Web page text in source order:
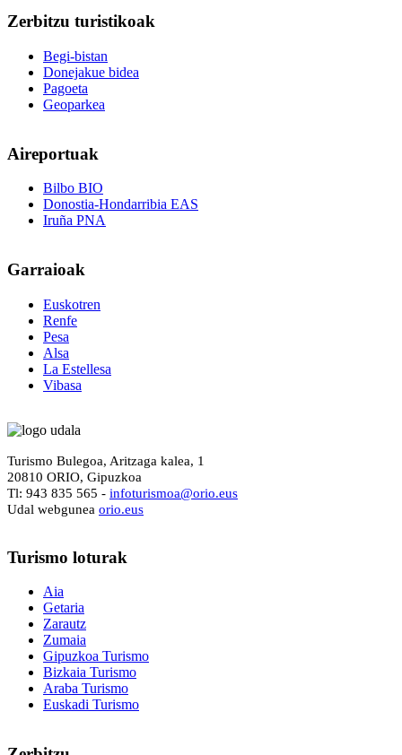
Zerbitzu turistikoak
Begi-bistan
Donejakue bidea
Pagoeta
Geoparkea
Aireportuak
Bilbo BIO
Donostia-Hondarribia EAS
Iruña PNA
Garraioak
Euskotren
Renfe
Pesa
Alsa
La Estellesa
Vibasa
Turismo Bulegoa, Aritzaga kalea, 1
20810 ORIO, Gipuzkoa
Tl: 943 835 565 - infoturismoa@orio.eus
Udal webgunea orio.eus
Turismo loturak
Aia
Getaria
Zarautz
Zumaia
Gipuzkoa Turismo
Bizkaia Turismo
Araba Turismo
Euskadi Turismo